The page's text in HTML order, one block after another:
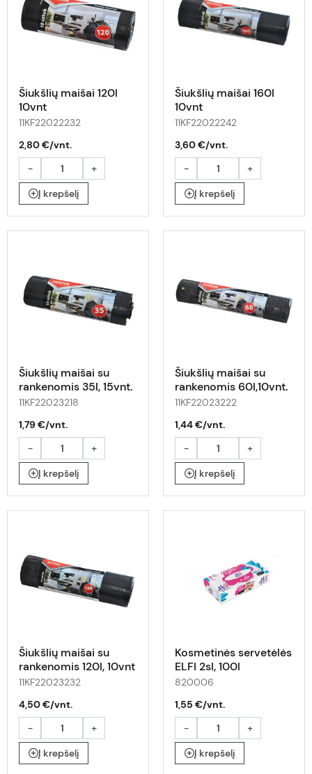
Šiukšlių maišai 120l
10vnt
11KF22022232
2,80 €/vnt.
-
+
Į krepšelį
Šiukšlių maišai 160l
10vnt
11KF22022242
3,60 €/vnt.
-
+
Į krepšelį
Šiukšlių maišai su
rankenomis 35l, 15vnt.
11KF22023218
1,79 €/vnt.
-
+
Į krepšelį
Šiukšlių maišai su
rankenomis 60l,10vnt.
11KF22023222
1,44 €/vnt.
-
+
Į krepšelį
Šiukšlių maišai su
rankenomis 120l, 10vnt
11KF22023232
4,50 €/vnt.
-
+
Į krepšelį
Kosmetinės servetėlės
ELFI 2sl, 100l
820006
1,55 €/vnt.
-
+
Į krepšelį